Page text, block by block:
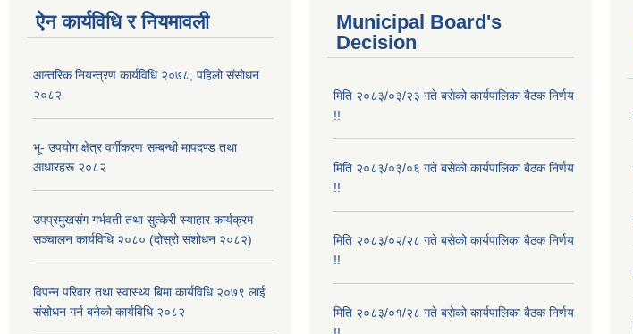
ऐन कार्यविधि र नियमावली
आन्तरिक नियन्त्रण कार्यविधि २०७८, पहिलो संसोधन
२०८२
भू- उपयोग क्षेत्र वर्गीकरण सम्बन्धी मापदण्ड तथा
आधारहरू २०८२
उपप्रमुखसंग गर्भवती तथा सुत्केरी स्याहार कार्यक्रम
सञ्चालन कार्यविधि २०८० (दोस्रो संशोधन २०८२)
विपन्न परिवार तथा स्वास्थ्य बिमा कार्यविधि २०७९ लाई
संसोधन गर्न बनेको कार्यविधि २०८२
Municipal Board's
Decision
मिति २०८३/०३/२३ गते बसेको कार्यपालिका बैठक निर्णय
!!
मिति २०८३/०३/०६ गते बसेको कार्यपालिका बैठक निर्णय
!!
मिति २०८३/०२/२८ गते बसेको कार्यपालिका बैठक निर्णय
!!
मिति २०८३/०१/२८ गते बसेको कार्यपालिका बैठक निर्णय